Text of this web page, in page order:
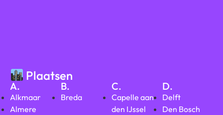
Plaatsen
A.
Alkmaar
Almere
B.
Breda
C.
Capelle aan
den IJssel
D.
Delft
Den Bosch